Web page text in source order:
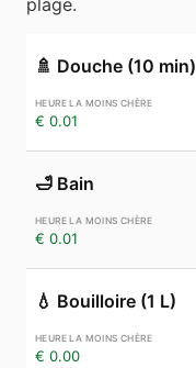
plage.
🚿 Douche (10 min)
€ 0.01
🛁 Bain
€ 0.01
💧 Bouilloire (1 L)
€ 0.00